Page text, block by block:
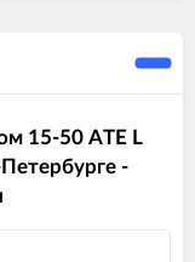
15-50 ATE L
-